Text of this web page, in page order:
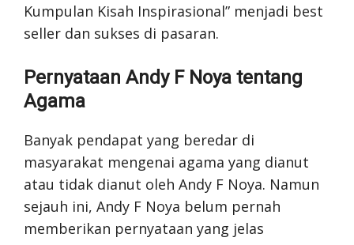
Kumpulan Kisah Inspirasional” menjadi best
seller dan sukses di pasaran.
Pernyataan Andy F Noya tentang
Agama
Banyak pendapat yang beredar di
masyarakat mengenai agama yang dianut
atau tidak dianut oleh Andy F Noya. Namun
sejauh ini, Andy F Noya belum pernah
memberikan pernyataan yang jelas